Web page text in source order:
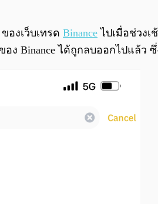
ของเว็บเทรด Binance ไปเมื่อช่วง
ง Binance ได้ถูกลบออกไปแล้ว